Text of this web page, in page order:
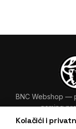
Kolačići i
BNC Webshop —
gaming